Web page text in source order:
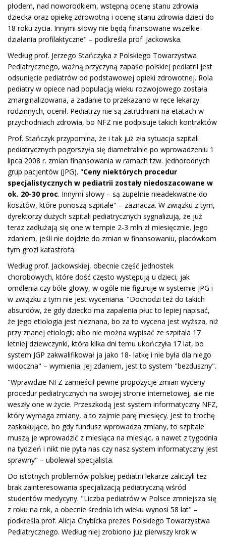
płodem, nad noworodkiem, wstępną ocenę stanu zdrowia
dziecka oraz opiekę zdrowotną i ocenę stanu zdrowia dzieci do
18 roku życia. Innymi słowy nie będą finansowane wszelkie
działania profilaktyczne" – podkreśla prof. Jackowska.
Według prof. Jerzego Stańczyka z Polskiego Towarzystwa
Pediatrycznego, ważną przyczyną zapaści polskiej pediatrii jest
odsunięcie pediatrów od podstawowej opieki zdrowotnej. Rola
pediatry w opiece nad populacją wieku rozwojowego została
zmarginalizowana, a zadanie to przekazano w ręce lekarzy
rodzinnych, ocenił. Pediatrzy nie są zatrudniani na etatach w
przychodniach zdrowia, bo NFZ nie podpisuje takich kontraktów
Prof. Stańczyk przypomina, że i tak już zła sytuacja szpitali
pediatrycznych pogorszyła się diametralnie po wprowadzeniu 1
lipca 2008 r. zmian finansowania w ramach tzw. jednorodnych
grup pacjentów (JPG). "Ceny niektórych procedur
specjalistycznych w pediatrii zostały niedoszacowane w
ok. 20-30 proc. Innymi słowy – są zupełnie nieadekwatne do
kosztów, które ponoszą szpitale" – zaznacza. W związku z tym,
dyrektorzy dużych szpitali pediatrycznych sygnalizują, że już
teraz zadłużają się one w tempie 2-3 mln zł miesięcznie. Jego
zdaniem, jeśli nie dojdzie do zmian w finansowaniu, placówkom
tym grozi katastrofa.
Według prof. Jackowskiej, obecnie część jednostek
chorobowych, które dość często występują u dzieci, jak
omdlenia czy bóle głowy, w ogóle nie figuruje w systemie JPG i
w związku z tym nie jest wyceniana. "Dochodzi też do takich
absurdów, że gdy dziecko ma zapalenia płuc to lepiej napisać,
że jego etiologia jest nieznana, bo za to wycena jest wyższa, niż
przy znanej etiologii; albo nie można wypisać ze szpitala 17
letniej dziewczynki, która kilka dni temu ukończyła 17 lat, bo
system JGP zakwalifikował ja jako 18- latkę i nie była dla niego
widoczna" – wymienia. Jej zdaniem, jest to system "bezduszny".
"Wprawdzie NFZ zamieścił pewne propozycje zmian wyceny
procedur pediatrycznych na swojej stronie internetowej, ale nie
weszły one w życie. Przeszkodą jest system informatyczny NFZ,
który wymaga zmiany, a to zajmie parę miesięcy. Jest to trochę
zaskakujące, bo gdy fundusz wprowadza zmiany, to szpitale
muszą je wprowadzić z miesiąca na miesiąc, a nawet z tygodnia
na tydzień i nikt nie pyta nas czy nasz system informatyczny jest
sprawny" – ubolewał specjalista.
Do istotnych problemów polskiej pediatrii lekarze zaliczyli też
brak zainteresowania specjalizacją pediatryczną wśród
studentów medycyny. "Liczba pediatrów w Polsce zmniejsza się
z roku na rok, a obecnie średnia ich wieku wynosi 58 lat" –
podkreśla prof. Alicja Chybicka prezes Polskiego Towarzystwa
Pediatrycznego. Według niej zrobiono już pierwszy krok w